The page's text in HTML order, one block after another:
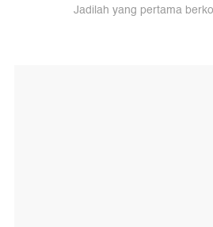
Jadilah yang pertama